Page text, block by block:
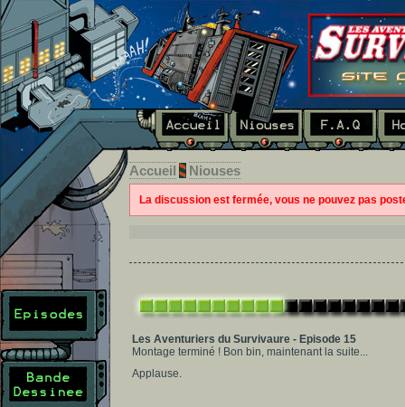
Accueil Niouses
La discussion est fermée, vous ne pouvez pas
Les Aventuriers du Survivaure - Episode 15
Montage terminé ! Bon bin, maintenant la suite...
Applause.